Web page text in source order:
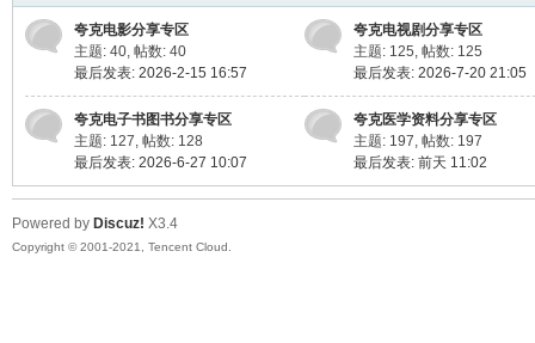
夸克电影分享专区
主题: 40, 帖数: 40
最后发表: 2026-2-15 16:57
夸克电视剧分享专区
主题: 125, 帖数: 125
最后发表: 2026-7-20 21:05
夸克电子书图书分享专区
主题: 127, 帖数: 128
最后发表: 2026-6-27 10:07
夸克医学资料分享专区
主题: 197, 帖数: 197
最后发表: 前天 11:02
Powered by Discuz! X3.4
Copyright © 2001-2021, Tencent Cloud.